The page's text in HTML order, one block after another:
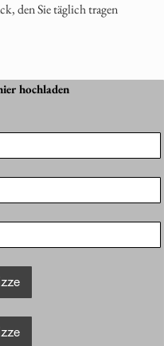
den Sie täglich tragen
hochladen